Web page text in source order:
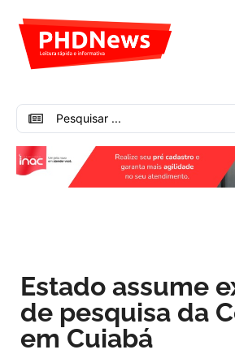
Estado assume
de pesquisa da
em Cuiabá